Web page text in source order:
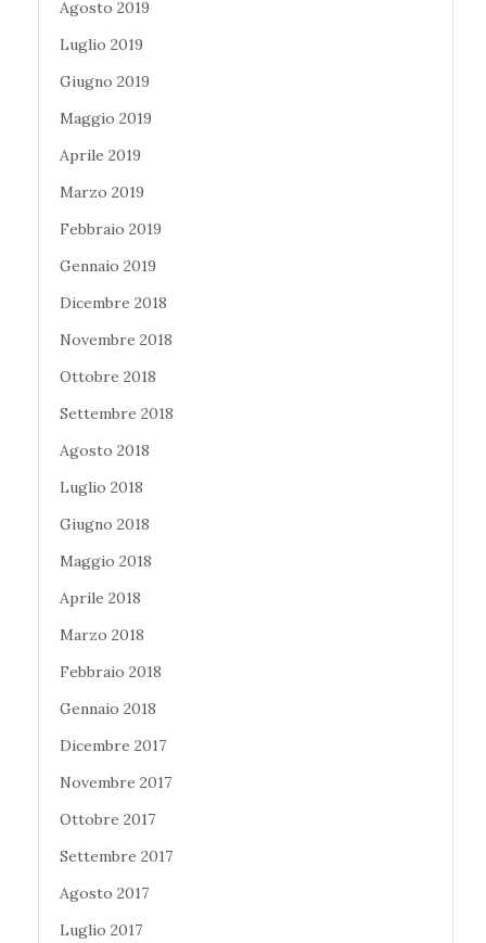
Agosto 2019
Luglio 2019
Giugno 2019
Maggio 2019
Aprile 2019
Marzo 2019
Febbraio 2019
Gennaio 2019
Dicembre 2018
Novembre 2018
Ottobre 2018
Settembre 2018
Agosto 2018
Luglio 2018
Giugno 2018
Maggio 2018
Aprile 2018
Marzo 2018
Febbraio 2018
Gennaio 2018
Dicembre 2017
Novembre 2017
Ottobre 2017
Settembre 2017
Agosto 2017
Luglio 2017